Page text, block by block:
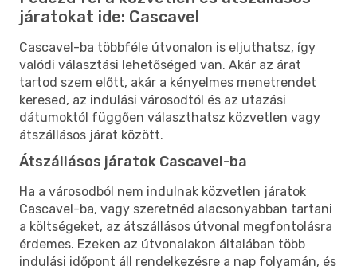
járatokat ide: Cascavel
Cascavel-ba többféle útvonalon is eljuthatsz, így
valódi választási lehetőséged van. Akár az árat
tartod szem előtt, akár a kényelmes menetrendet
keresed, az indulási városodtól és az utazási
dátumoktól függően választhatsz közvetlen vagy
átszállásos járat között.
Átszállásos járatok Cascavel-ba
Ha a városodból nem indulnak közvetlen járatok
Cascavel-ba, vagy szeretnéd alacsonyabban tartani
a költségeket, az átszállásos útvonal megfontolásra
érdemes. Ezeken az útvonalakon általában több
indulási időpont áll rendelkezésre a nap folyamán, és